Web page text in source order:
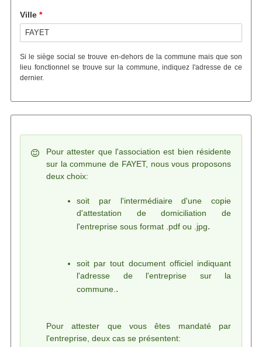
Ville
Si le siège social se trouve en-dehors de la commune mais que son
lieu fonctionnel se trouve sur la commune, indiquez l'adresse de ce
dernier.
Message d'état
Pour attester que l'association est bien résidente
sur la commune de FAYET, nous vous proposons
deux choix:
soit par l'intermédiaire d'une copie
d'attestation de domiciliation de
l'entreprise sous format .pdf ou .jpg.
soit par tout document officiel indiquant
l'adresse de l'entreprise sur la
commune. .
Pour attester que vous êtes mandaté par
l'entreprise, deux cas se présentent: